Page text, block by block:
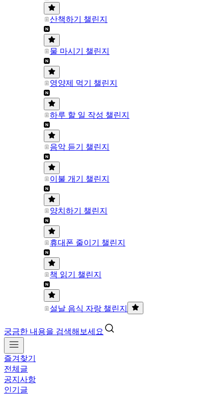
산책하기 챌린지
물 마시기 챌린지
영양제 먹기 챌린지
하루 할 일 작성 챌린지
음악 듣기 챌린지
이불 개기 챌린지
양치하기 챌린지
휴대폰 줄이기 챌린지
책 읽기 챌린지
설날 음식 자랑 챌린지
궁금한 내용을 검색해보세요
즐겨찾기
전체글
공지사항
인기글